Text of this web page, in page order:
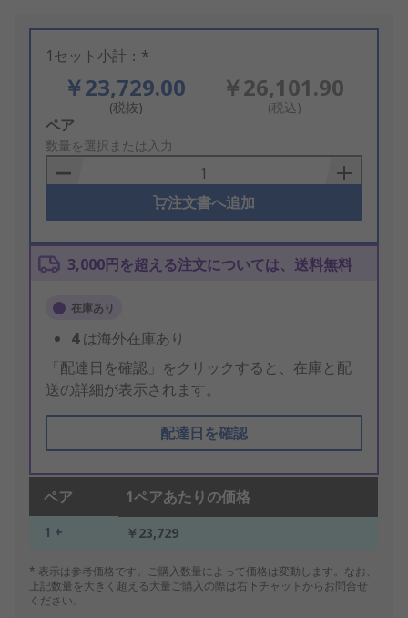
1セット小計：*
￥23,729.00
(税抜)
￥26,101.90
(税込)
Add
to
Basket
ペア
数量を選択または入力
注文書へ追加
3,000円を超える注文については、送料無料
在庫あり
4は海外在庫あり
「配達日を確認」をクリックすると、在庫と配
送の詳細が表示されます。
配達日を確認
ペア 1ペアあたりの価格
1 + ￥23,729
* 表示は参考価格です。ご購入数量によって価格は変動します。なお、
上記数量を大きく超える大量ご購入の際は右下チャットからお問合せ
ください。